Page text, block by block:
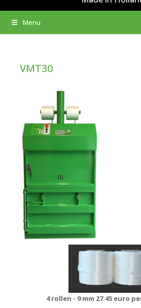
Menu
VMT30
4 rollen - 9 mm 27.45 euro